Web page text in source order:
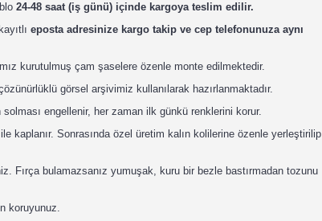
24-48 saat (iş günü) içinde kargoya teslim edilir.
eposta adresinize kargo takip ve cep telefonunuza aynı
kurutulmuş çam şaselere özenle monte edilmektedir.
görsel arşivimiz kullanılarak hazırlanmaktadır.
engellenir, her zaman ilk günkü renklerini korur.
kaplanır. Sonrasında özel üretim kalın kolilerine özenle yerleştirilip
Fırça bulamazsanız yumuşak, kuru bir bezle bastırmadan tozunu
koruyunuz.